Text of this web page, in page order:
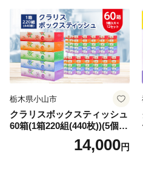
倶知安町 日用品
栃木県小山市
クラリスボックスティッシュ
60箱(1箱220組(440枚))(5個入
り×12セット)【1256759】
14,000円